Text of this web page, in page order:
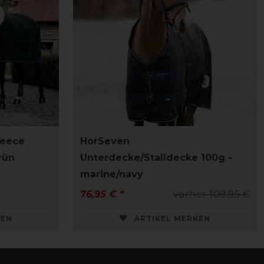
HorSeven
Unterdecke/Stalldecke 100g -
marine/navy
vorher 109,95 €
76,95 € *
ARTIKEL MERKEN